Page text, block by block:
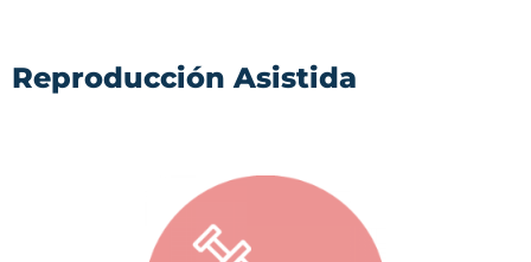
Reproducción Asistida